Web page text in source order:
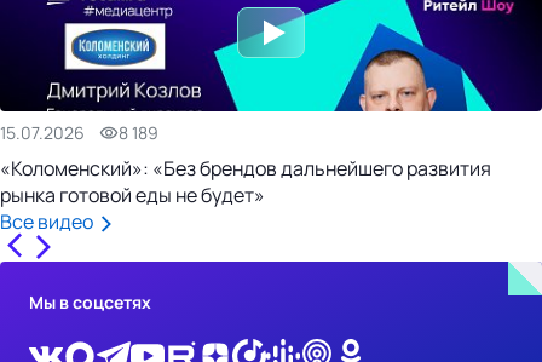
15.07.2026 8 189
«Коломенский»: «Без брендов дальнейшего развития
рынка готовой еды не будет»
Все видео
Мы в соцсетях